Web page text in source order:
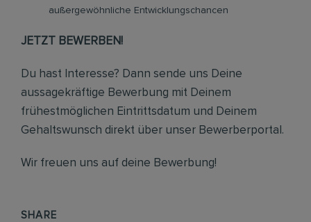
außergewöhnliche Entwicklungschancen
JETZT BEWERBEN!
Du hast Interesse? Dann sende uns Deine
aussagekräftige Bewerbung mit Deinem
frühestmöglichen Eintrittsdatum und Deinem
Gehaltswunsch direkt über unser Bewerberportal.
Wir freuen uns auf deine Bewerbung!
SHARE